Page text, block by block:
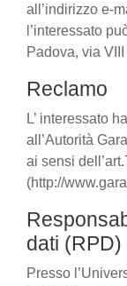
all’indirizzo e-
l’interessato
Padova, via
Reclamo
L’ interessato
all’Autorità
ai sensi
(http://
dati (RPD)
Presso